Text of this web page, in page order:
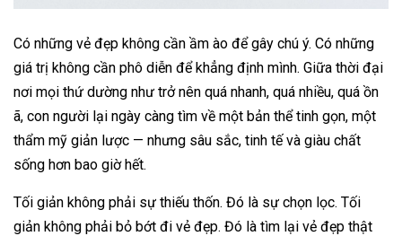
Có những vẻ đẹp không cần ầm ào để gây chú ý. Có những
giá trị không cần phô diễn để khẳng định mình. Giữa thời đại
nơi mọi thứ dường như trở nên quá nhanh, quá nhiều, quá ồn
ã, con người lại ngày càng tìm về một bản thể tinh gọn, một
thẩm mỹ giản lược — nhưng sâu sắc, tinh tế và giàu chất
sống hơn bao giờ hết.
Tối giản không phải sự thiếu thốn. Đó là sự chọn lọc. Tối
giản không phải bỏ bớt đi vẻ đẹp. Đó là tìm lại vẻ đẹp thật